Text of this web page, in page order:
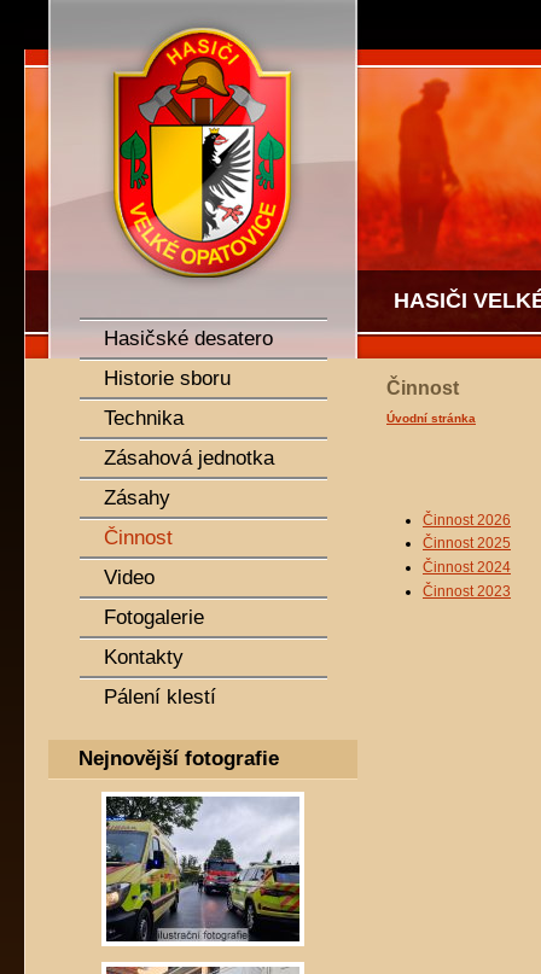
HASIČI
Činnost
Úvodní stránka
Činnost 2026
Činnost 2025
Činnost 2024
Činnost 2023
SDH Velké Opatovice
Hasičské desatero
Historie sboru
Technika
Zásahová jednotka
Zásahy
Činnost
Video
Fotogalerie
Kontakty
Pálení klestí
Nejnovější fotografie